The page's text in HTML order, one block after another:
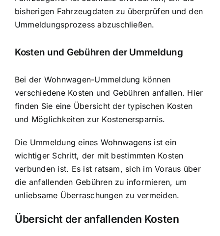
bisherigen Fahrzeugdaten zu überprüfen und den
Ummeldungsprozess abzuschließen.
Kosten und Gebühren der Ummeldung
Bei der Wohnwagen-Ummeldung können
verschiedene Kosten und Gebühren anfallen. Hier
finden Sie eine Übersicht der typischen Kosten
und Möglichkeiten zur Kostenersparnis.
Die Ummeldung eines Wohnwagens ist ein
wichtiger Schritt, der mit bestimmten Kosten
verbunden ist. Es ist ratsam, sich im Voraus über
die anfallenden Gebühren zu informieren, um
unliebsame Überraschungen zu vermeiden.
Übersicht der anfallenden Kosten